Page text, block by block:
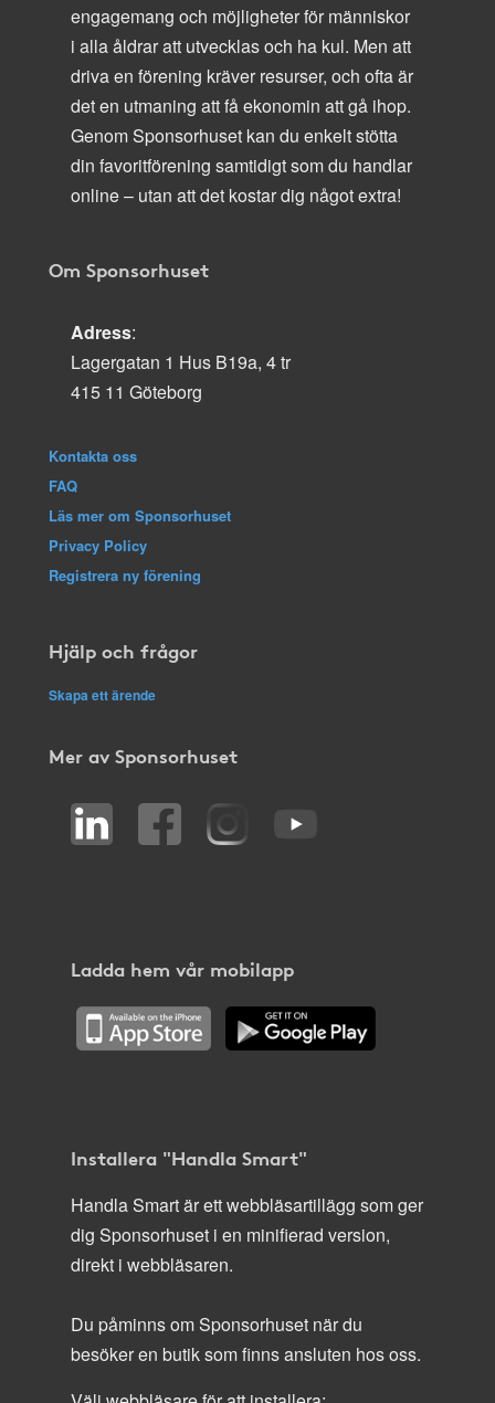
engagemang och möjligheter för människor
i alla åldrar att utvecklas och ha kul. Men att
driva en förening kräver resurser, och ofta är
det en utmaning att få ekonomin att gå ihop.
Genom Sponsorhuset kan du enkelt stötta
din favoritförening samtidigt som du handlar
online – utan att det kostar dig något extra!
Om Sponsorhuset
Adress:
Lagergatan 1 Hus B19a, 4 tr
415 11 Göteborg
Kontakta oss
FAQ
Läs mer om Sponsorhuset
Privacy Policy
Registrera ny förening
Hjälp och frågor
Skapa ett ärende
Mer av Sponsorhuset
Ladda hem vår mobilapp
Installera "Handla Smart"
Handla Smart är ett webbläsartillägg som ger
dig Sponsorhuset i en minifierad version,
direkt i webbläsaren.
Du påminns om Sponsorhuset när du
besöker en butik som finns ansluten hos oss.